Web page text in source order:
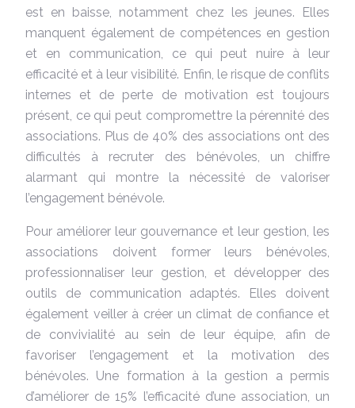
est en baisse, notamment chez les jeunes. Elles
manquent également de compétences en gestion
et en communication, ce qui peut nuire à leur
efficacité et à leur visibilité. Enfin, le risque de conflits
internes et de perte de motivation est toujours
présent, ce qui peut compromettre la pérennité des
associations. Plus de 40% des associations ont des
difficultés à recruter des bénévoles, un chiffre
alarmant qui montre la nécessité de valoriser
l’engagement bénévole.
Pour améliorer leur gouvernance et leur gestion, les
associations doivent former leurs bénévoles,
professionnaliser leur gestion, et développer des
outils de communication adaptés. Elles doivent
également veiller à créer un climat de confiance et
de convivialité au sein de leur équipe, afin de
favoriser l’engagement et la motivation des
bénévoles. Une formation à la gestion a permis
d’améliorer de 15% l’efficacité d’une association, un